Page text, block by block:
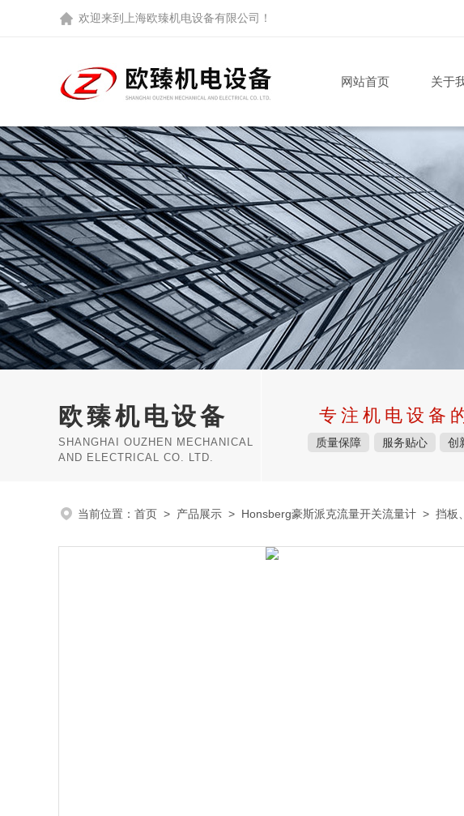
欢迎来到 上海欧臻机电设备有限公司 ！
网站首页 关于
欧臻机电设备
SHANGHAI OUZHEN MECHANICAL
AND ELECTRICAL CO. LTD.
专注机电设备
质量保障 服务贴心 创
当前位置： 首页 > 产品展示 > Honsberg豪斯派克流量开关流量计 > 挡板